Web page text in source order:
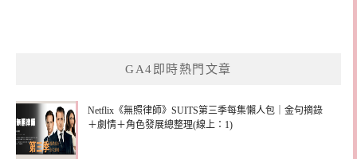
GA4即時熱門文章
Netflix《無照律師》SUITS第三季每集懶人包｜金句摘錄
＋劇情＋角色發展總整理(線上：1)